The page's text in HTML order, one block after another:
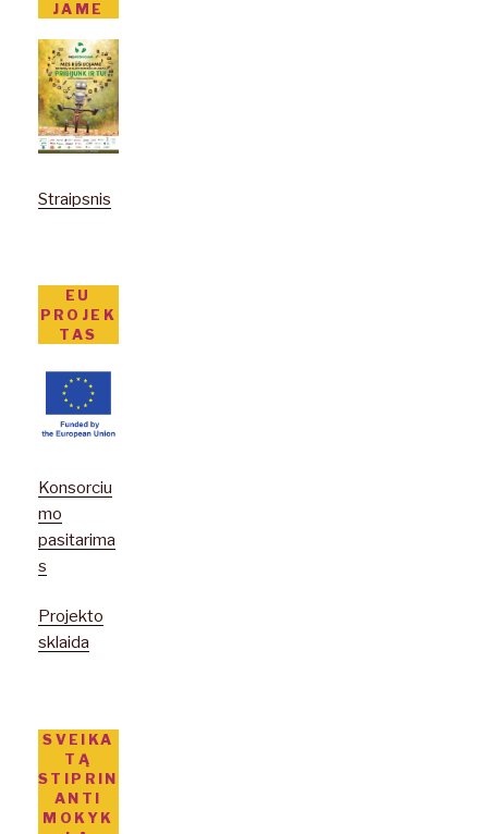
JAME
Straipsnis
EU
PROJEK
TAS
Konsorciu
mo
pasitarima
s
Projekto
sklaida
SVEIKA
TĄ
STIPRIN
ANTI
MOKYK